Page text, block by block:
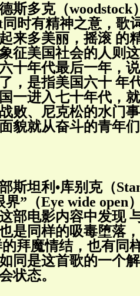
斯多克（woodstock
时有精神之意，歌
来多美丽，摇滚 的
征美国社会的人则
十年代最后一年，
，是指美国六十 年
一进入七十年代，
败、尼克松的水门
貌就从奋斗的青年
斯坦利•库别克（
”（Eye wide open
部电影内容中发现
是同样的吸毒堕落
拜魔情结，也有同
同是这首歌的一个
状态。